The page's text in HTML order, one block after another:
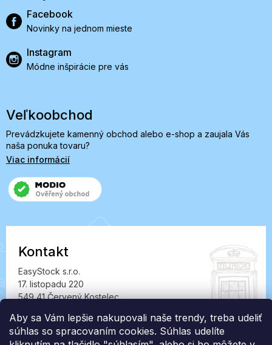
Aby sa Vám lepšie nakupovali naše trendy, treba udeliť
súhlas so spracovaním cookies. Súhlas udelíte
Facebook
Novinky na jednom mieste
Instagram
Módne inšpirácie pre vás
Veľkoobchod
Prevádzkujete kamenný obchod alebo e-shop a zaujala Vás
naša ponuka tovaru?
Viac informácií
Kontakt
EasyStock s.r.o.
17. listopadu 220
549 41 Červený Kostelec
info@londonclub.sk